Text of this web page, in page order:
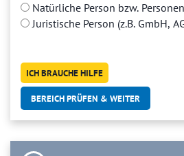
Natürliche Person bzw.
Juristische Person (z.B. GmbH,
ICH BRAUCHE HILFE
BEREICH PRÜFEN & WEITER